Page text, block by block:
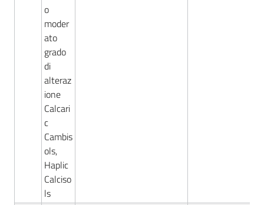
o
moder
ato
grado
di
alteraz
ione
Calcari
c
Cambis
ols,
Haplic
Calciso
ls